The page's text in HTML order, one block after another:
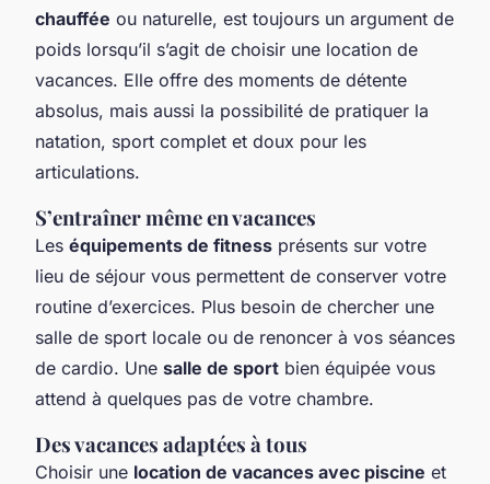
chauffée ou naturelle, est toujours un argument de
poids lorsqu’il s’agit de choisir une location de
vacances. Elle offre des moments de détente
absolus, mais aussi la possibilité de pratiquer la
natation, sport complet et doux pour les
articulations.
S’entraîner même en vacances
Les équipements de fitness présents sur votre
lieu de séjour vous permettent de conserver votre
routine d’exercices. Plus besoin de chercher une
salle de sport locale ou de renoncer à vos séances
de cardio. Une salle de sport bien équipée vous
attend à quelques pas de votre chambre.
Des vacances adaptées à tous
Choisir une location de vacances avec piscine et